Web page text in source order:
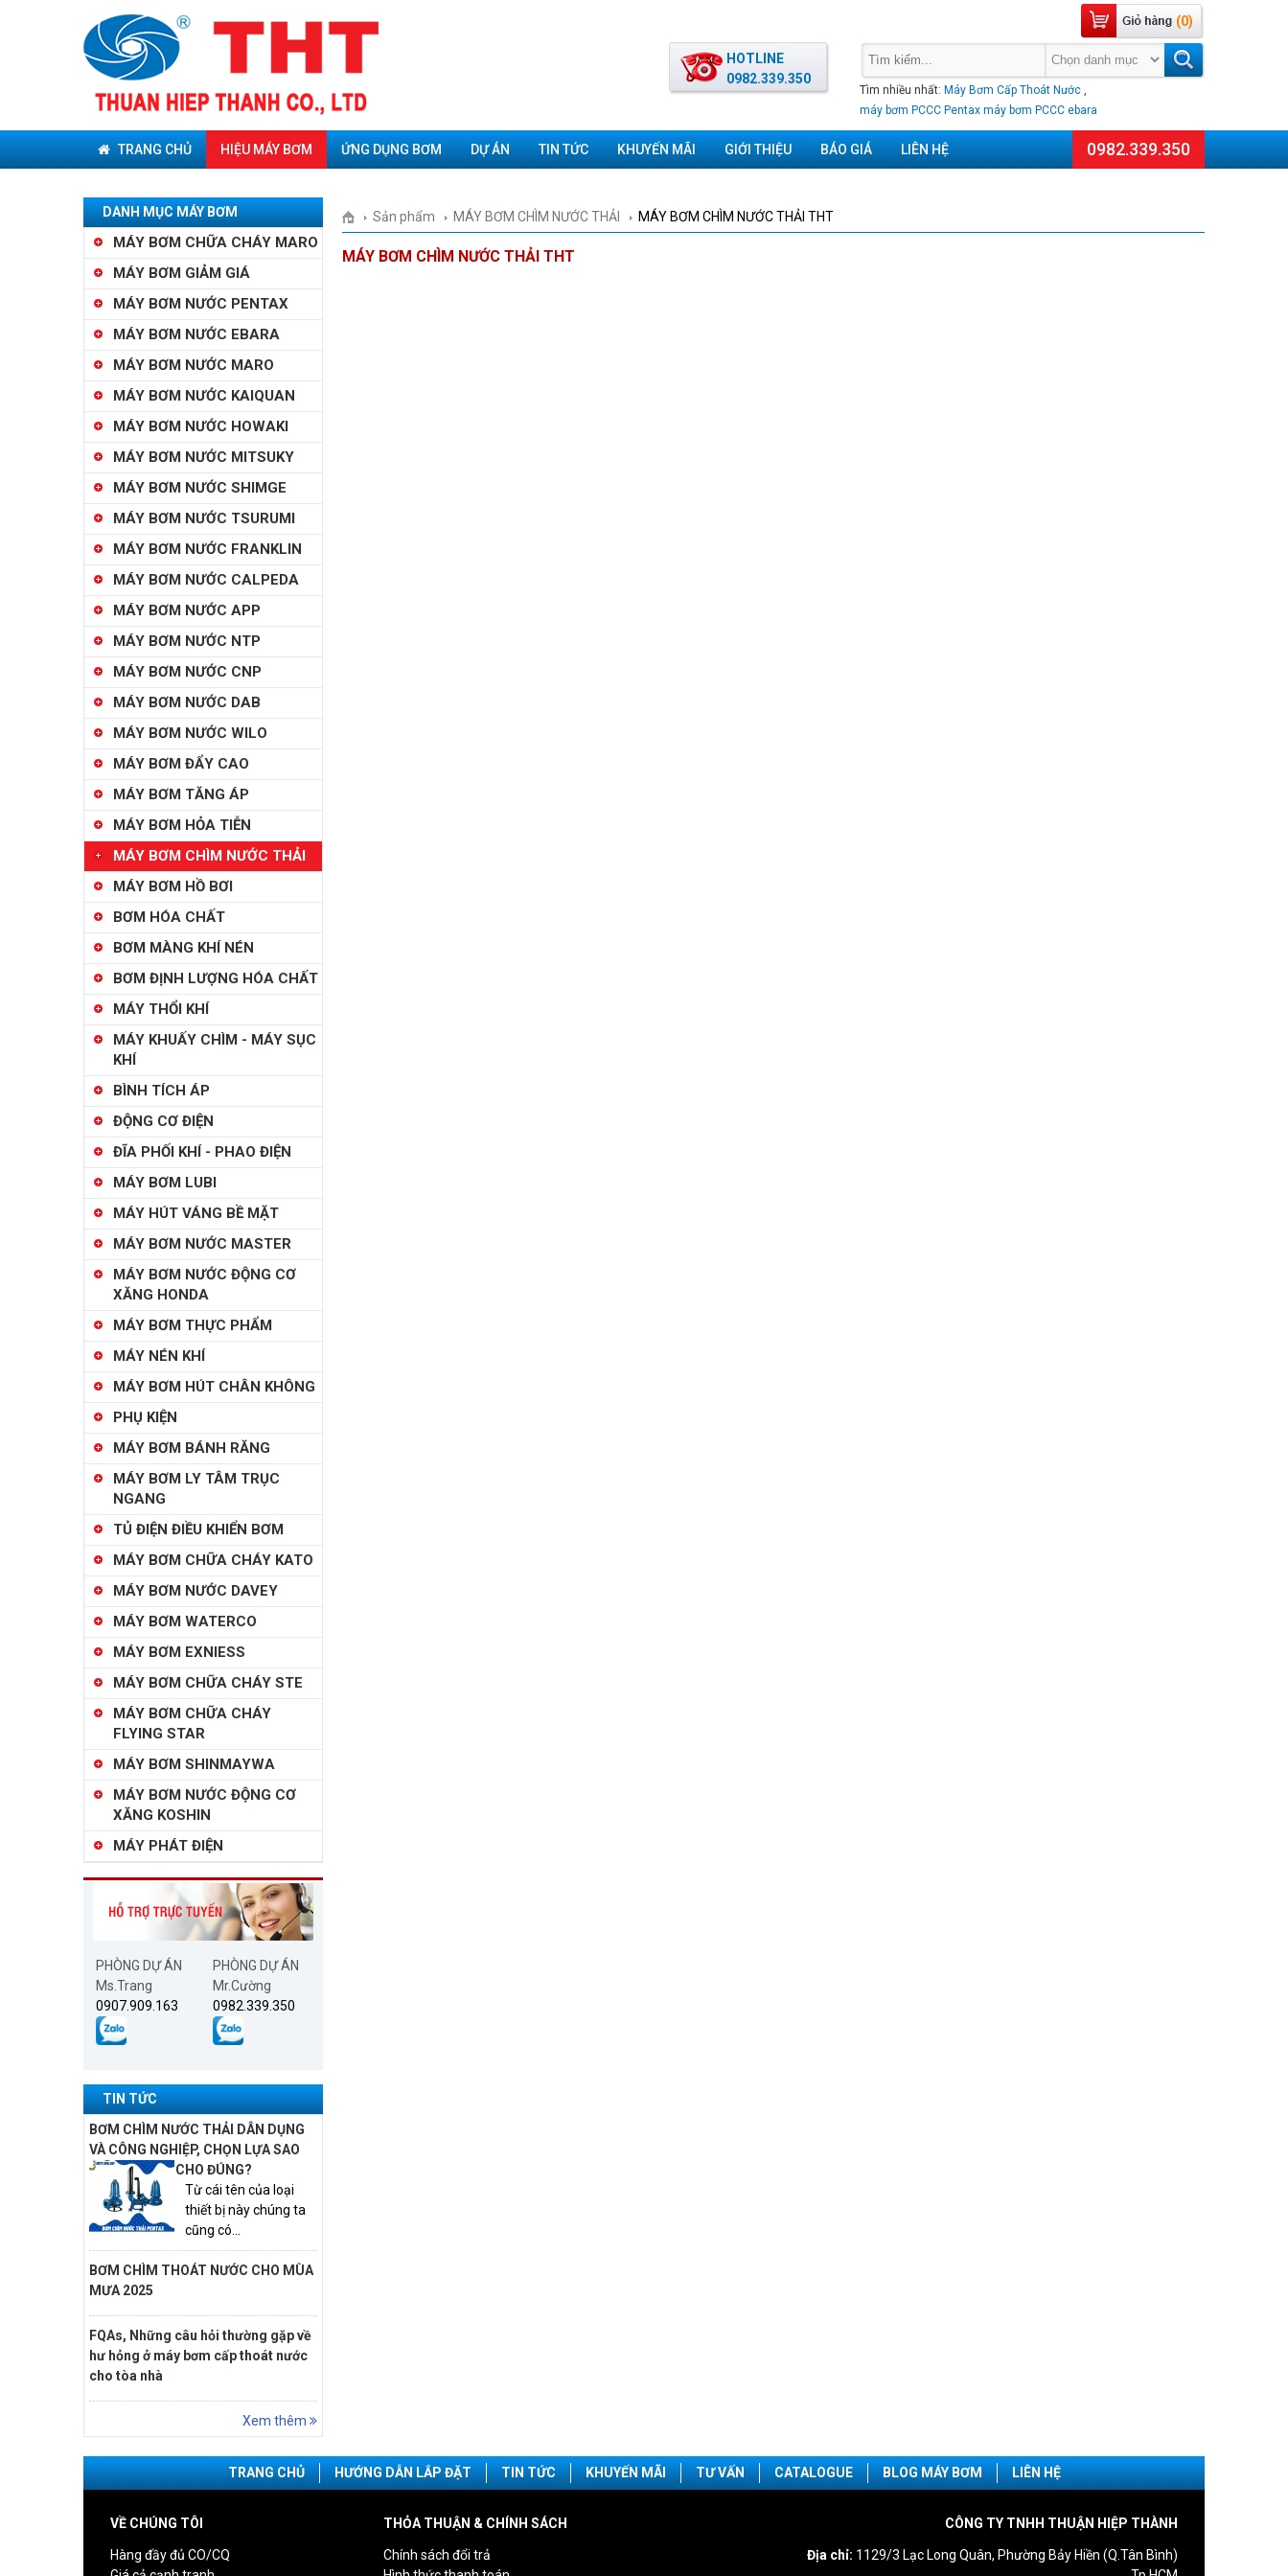
(0)
Tìm nhiều nhất: Máy Bơm Cấp Thoát Nước ,
máy bơm PCCC Pentax máy bơm PCCC ebara
HOTLINE
0982.339.350
TRANG CHỦ HIỆU MÁY BƠM ỨNG DỤNG BƠM DỰ ÁN TIN TỨC KHUYẾN MÃI GIỚI THIỆU BÁO GIÁ LIÊN HỆ 0982.339.350
DANH MỤC MÁY BƠM
MÁY BƠM CHỮA CHÁY MARO
MÁY BƠM GIẢM GIÁ
MÁY BƠM NƯỚC PENTAX
MÁY BƠM NƯỚC EBARA
MÁY BƠM NƯỚC MARO
MÁY BƠM NƯỚC KAIQUAN
MÁY BƠM NƯỚC HOWAKI
MÁY BƠM NƯỚC MITSUKY
MÁY BƠM NƯỚC SHIMGE
MÁY BƠM NƯỚC TSURUMI
MÁY BƠM NƯỚC FRANKLIN
MÁY BƠM NƯỚC CALPEDA
MÁY BƠM NƯỚC APP
MÁY BƠM NƯỚC NTP
MÁY BƠM NƯỚC CNP
MÁY BƠM NƯỚC DAB
MÁY BƠM NƯỚC WILO
MÁY BƠM ĐẨY CAO
MÁY BƠM TĂNG ÁP
MÁY BƠM HỎA TIỄN
MÁY BƠM CHÌM NƯỚC THẢI
MÁY BƠM HỒ BƠI
BƠM HÓA CHẤT
BƠM MÀNG KHÍ NÉN
BƠM ĐỊNH LƯỢNG HÓA CHẤT
MÁY THỔI KHÍ
MÁY KHUẤY CHÌM - MÁY SỤC
KHÍ
BÌNH TÍCH ÁP
ĐỘNG CƠ ĐIỆN
ĐĨA PHỐI KHÍ - PHAO ĐIỆN
MÁY BƠM LUBI
MÁY HÚT VÁNG BỀ MẶT
MÁY BƠM NƯỚC MASTER
MÁY BƠM NƯỚC ĐỘNG CƠ
XĂNG HONDA
MÁY BƠM THỰC PHẨM
MÁY NÉN KHÍ
MÁY BƠM HÚT CHÂN KHÔNG
PHỤ KIỆN
MÁY BƠM BÁNH RĂNG
MÁY BƠM LY TÂM TRỤC
NGANG
TỦ ĐIỆN ĐIỀU KHIỂN BƠM
MÁY BƠM CHỮA CHÁY KATO
MÁY BƠM NƯỚC DAVEY
MÁY BƠM WATERCO
MÁY BƠM EXNIESS
MÁY BƠM CHỮA CHÁY STE
MÁY BƠM CHỮA CHÁY
FLYING STAR
MÁY BƠM SHINMAYWA
MÁY BƠM NƯỚC ĐỘNG CƠ
XĂNG KOSHIN
MÁY PHÁT ĐIỆN
PHÒNG DỰ ÁN
Ms.Trang
0907.909.163
PHÒNG DỰ ÁN
Mr.Cường
0982.339.350
TIN TỨC
BƠM CHÌM NƯỚC THẢI DÂN DỤNG
VÀ CÔNG NGHIỆP, CHỌN LỰA SAO
CHO ĐÚNG?
Từ cái tên của loại
thiết bị này chúng ta
cũng có...
BƠM CHÌM THOÁT NƯỚC CHO MÙA
MƯA 2025
FQAs, Những câu hỏi thường gặp về
hư hỏng ở máy bơm cấp thoát nước
cho tòa nhà
Xem thêm
Sản phẩm MÁY BƠM CHÌM NƯỚC THẢI MÁY BƠM CHÌM NƯỚC THẢI THT
MÁY BƠM CHÌM NƯỚC THẢI THT
TRANG CHỦ HƯỚNG DẪN LẮP ĐẶT TIN TỨC KHUYẾN MÃI TƯ VẤN CATALOGUE BLOG MÁY BƠM LIÊN HỆ
VỀ CHÚNG TÔI
Hàng đầy đủ CO/CQ
THỎA THUẬN & CHÍNH SÁCH
Chính sách đổi trả
CÔNG TY TNHH THUẬN HIỆP THÀNH
Địa chỉ: 1129/3 Lạc Long Quân, Phường Bảy Hiền (Q.Tân Bình)